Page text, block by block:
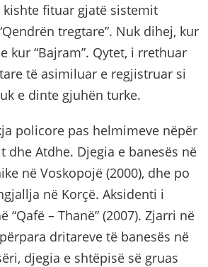
kishte fituar gjatë sistemit
tregtare”. Nuk dihej, kur
e kur “Bajram”. Qytet, i rrethuar
të asimiluar e regjistruar si
e dinte gjuhën turke.
policore pas helmimeve nëpër
dhe Atdhe. Djegia e banesës në
në Voskopojë (2000), dhe po
në Korçë. Aksidenti i
“Qafë – Thanë” (2007). Zjarri në
dritareve të banesës në
djegia e shtëpisë së gruas